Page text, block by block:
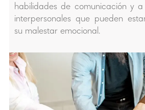
habilidades de comunicación y
interpersonales que pueden
su malestar emocional.